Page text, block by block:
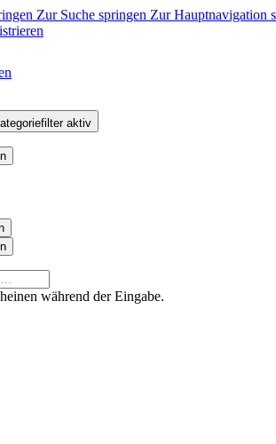
Zur Suche springen Zur Hauptnavigation
aktiv
während der Eingabe.